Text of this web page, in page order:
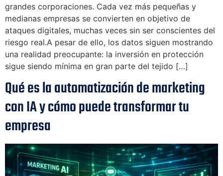
grandes corporaciones. Cada vez más pequeñas y
medianas empresas se convierten en objetivo de
ataques digitales, muchas veces sin ser conscientes del
riesgo real.A pesar de ello, los datos siguen mostrando
una realidad preocupante: la inversión en protección
sigue siendo mínima en gran parte del tejido […]
Qué es la automatización de marketing
con IA y cómo puede transformar tu
empresa